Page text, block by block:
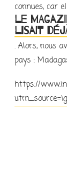
connues, car
le
lisait
. Alors, nous
pays :
https://